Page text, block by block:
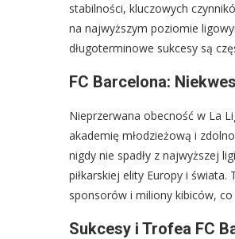
stabilności, kluczowych
na najwyższym poziomie
długoterminowe sukcesy są
FC Barcelona:
Nieprzerwana obecność w La
akademię młodzieżową i
nigdy nie spadły z najwyższej
piłkarskiej elity Europy i świata.
sponsorów i miliony kibiców,
Sukcesy i Trofea FC